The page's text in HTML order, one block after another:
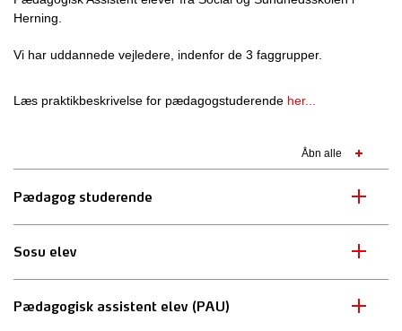
Herning.
Vi har uddannede vejledere, indenfor de 3 faggrupper.
Læs praktikbeskrivelse for pædagogstuderende her...
Åbn alle
Pædagog studerende
Sosu elev
Pædagogisk assistent elev (PAU)